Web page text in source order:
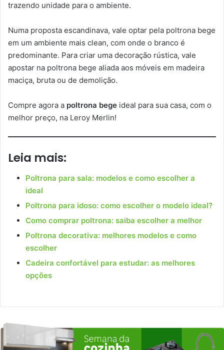
trazendo unidade para o ambiente.
Numa proposta escandinava, vale optar pela poltrona bege
em um ambiente mais clean, com onde o branco é
predominante. Para criar uma decoração rústica, vale
apostar na poltrona bege aliada aos móveis em madeira
maciça, bruta ou de demolição.
Compre agora a poltrona bege ideal para sua casa, com o
melhor preço, na Leroy Merlin!
Leia mais:
Poltrona para sala: modelos e como escolher a
ideal
Poltrona para idoso: como escolher o modelo ideal?
Como comprar poltrona: saiba escolher a melhor
Poltrona decorativa: melhores modelos e como
escolher
Cadeira confortável para estudar: as melhores
opções